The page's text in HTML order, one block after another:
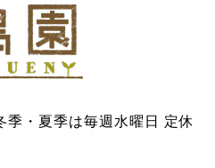
・夏季は毎週水曜日 定休